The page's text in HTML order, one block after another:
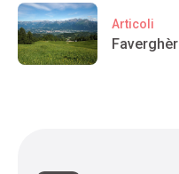
Articoli